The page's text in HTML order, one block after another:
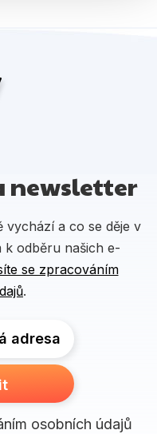
newsletter
vychází a co se děje v
k odběru našich e-
se zpracováním
.
adresa
osobních údajů